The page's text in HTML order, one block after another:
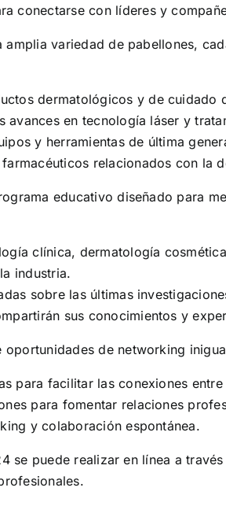
conectarse con líderes y
amplia variedad de pabellones,
dermatológicos y de cuidado
avances en tecnología láser y
y herramientas de última
relacionados con la
educativo diseñado para
clínica, dermatología
industria.
sobre las últimas
sus conocimientos y
de networking
para facilitar las conexiones
para fomentar relaciones
y colaboración espontánea.
se puede realizar en línea a